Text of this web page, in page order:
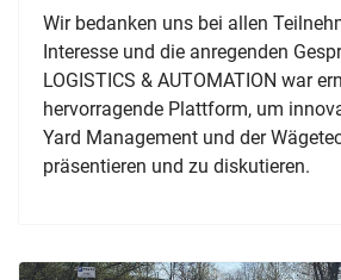
Wir bedanken uns bei allen
Interesse und die anregenden
LOGISTICS & AUTOMATION war
hervorragende Plattform, um
Yard Management und der
präsentieren und zu diskutieren.